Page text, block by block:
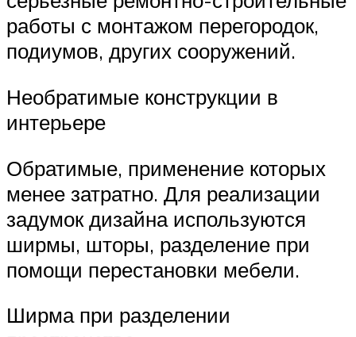
работы с монтажом перегородок,
подиумов, других сооружений.
Необратимые конструкции в
интерьере
Обратимые, применение которых
менее затратно. Для реализации
задумок дизайна используются
ширмы, шторы, разделение при
помощи перестановки мебели.
Ширма при разделении